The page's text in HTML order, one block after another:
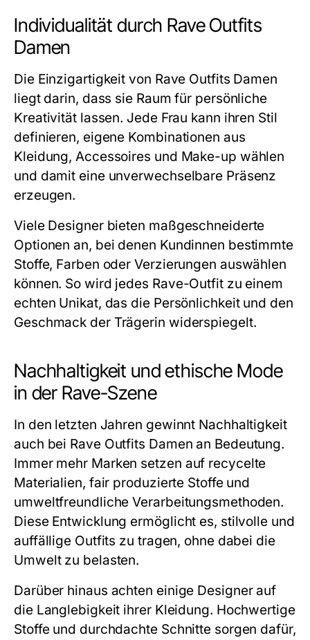
Individualität durch Rave Outfits
Damen
Die Einzigartigkeit von Rave Outfits Damen
liegt darin, dass sie Raum für persönliche
Kreativität lassen. Jede Frau kann ihren Stil
definieren, eigene Kombinationen aus
Kleidung, Accessoires und Make-up wählen
und damit eine unverwechselbare Präsenz
erzeugen.
Viele Designer bieten maßgeschneiderte
Optionen an, bei denen Kundinnen bestimmte
Stoffe, Farben oder Verzierungen auswählen
können. So wird jedes Rave-Outfit zu einem
echten Unikat, das die Persönlichkeit und den
Geschmack der Trägerin widerspiegelt.
Nachhaltigkeit und ethische Mode
in der Rave-Szene
In den letzten Jahren gewinnt Nachhaltigkeit
auch bei Rave Outfits Damen an Bedeutung.
Immer mehr Marken setzen auf recycelte
Materialien, fair produzierte Stoffe und
umweltfreundliche Verarbeitungsmethoden.
Diese Entwicklung ermöglicht es, stilvolle und
auffällige Outfits zu tragen, ohne dabei die
Umwelt zu belasten.
Darüber hinaus achten einige Designer auf
die Langlebigkeit ihrer Kleidung. Hochwertige
Stoffe und durchdachte Schnitte sorgen dafür,